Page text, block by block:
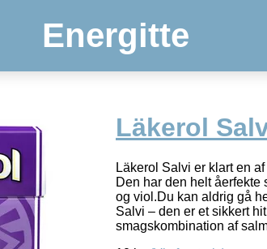
Energitte
Läkerol
Läkerol Salvi er klart en
Den har den helt
og viol.Du kan aldrig gå
Salvi – den er et sikkert
smagskombination af